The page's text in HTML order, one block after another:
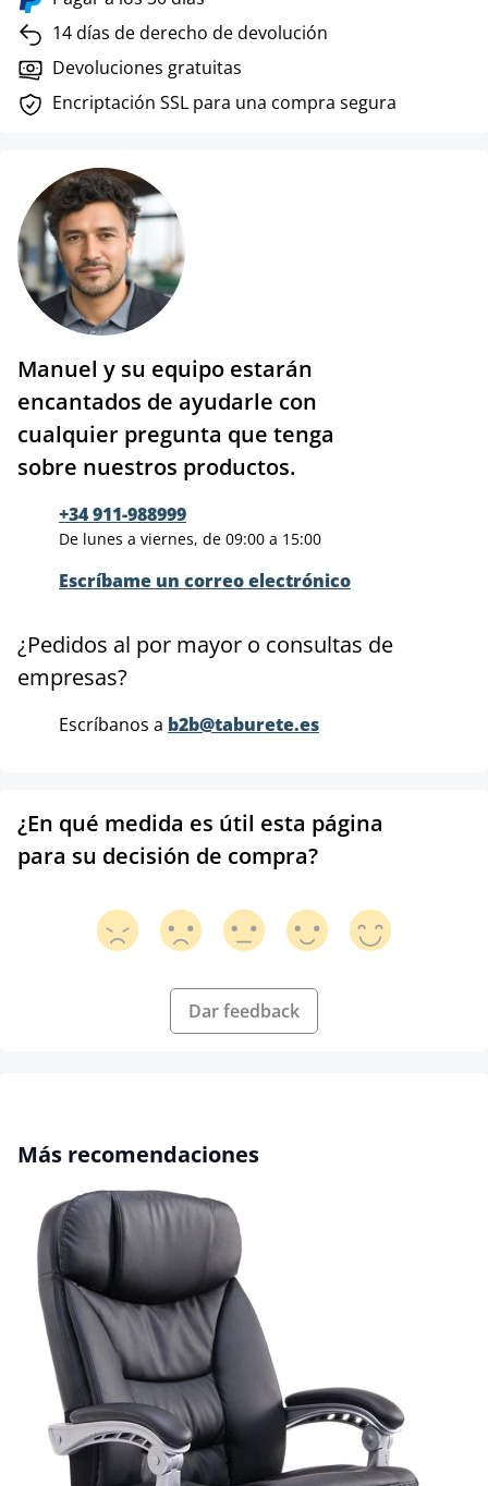
14 días de derecho de devolución
Devoluciones gratuitas
Encriptación SSL para una compra segura
Manuel y su equipo estarán
encantados de ayudarle con
cualquier pregunta que tenga
sobre nuestros productos.
+34 911-988999
De lunes a viernes, de 09:00 a 15:00
Escríbame un correo electrónico
¿Pedidos al por mayor o consultas de
empresas?
Escríbanos a b2b@taburete.es
¿En qué medida es útil esta página
para su decisión de compra?
Dar feedback
Omitir la galería de productos
Más recomendaciones